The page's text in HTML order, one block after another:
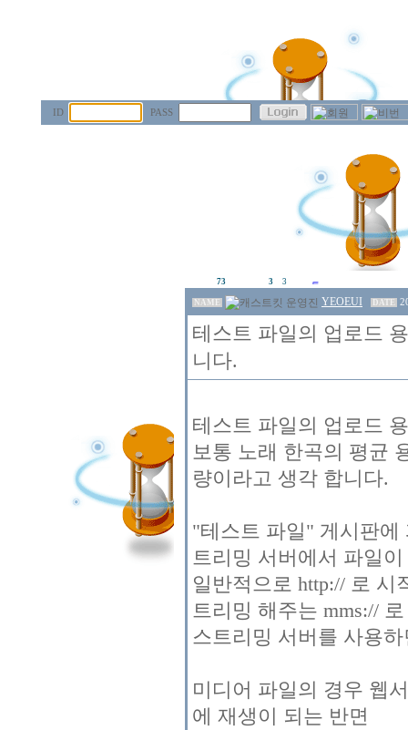
ID PASS
73 3 3
NAME YEOEUI DATE
테스트 파일의 업로드
니다.
테스트 파일의 업로드
보통 노래 한곡의 평균
량이라고 생각 합니다.
"테스트 파일" 게시판에
트리밍 서버에서 파일
일반적으로 http:// 로
트리밍 해주는 mms://
스트리밍 서버를 사용
미디어 파일의 경우 웹
에 재생이 되는 반면